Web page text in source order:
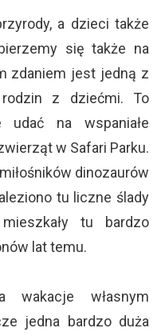
a dzieci także
się także na
zdaniem jest jedną z
z dziećmi. To
na wspaniałe
w Safari Parku.
dinozaurów
tu liczne ślady
tu bardzo
lat temu.
własnym
jedna bardzo duża